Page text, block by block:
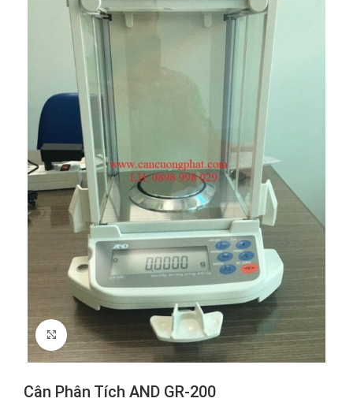
Click to enlarge
Cân Phân Tích AND GR-200